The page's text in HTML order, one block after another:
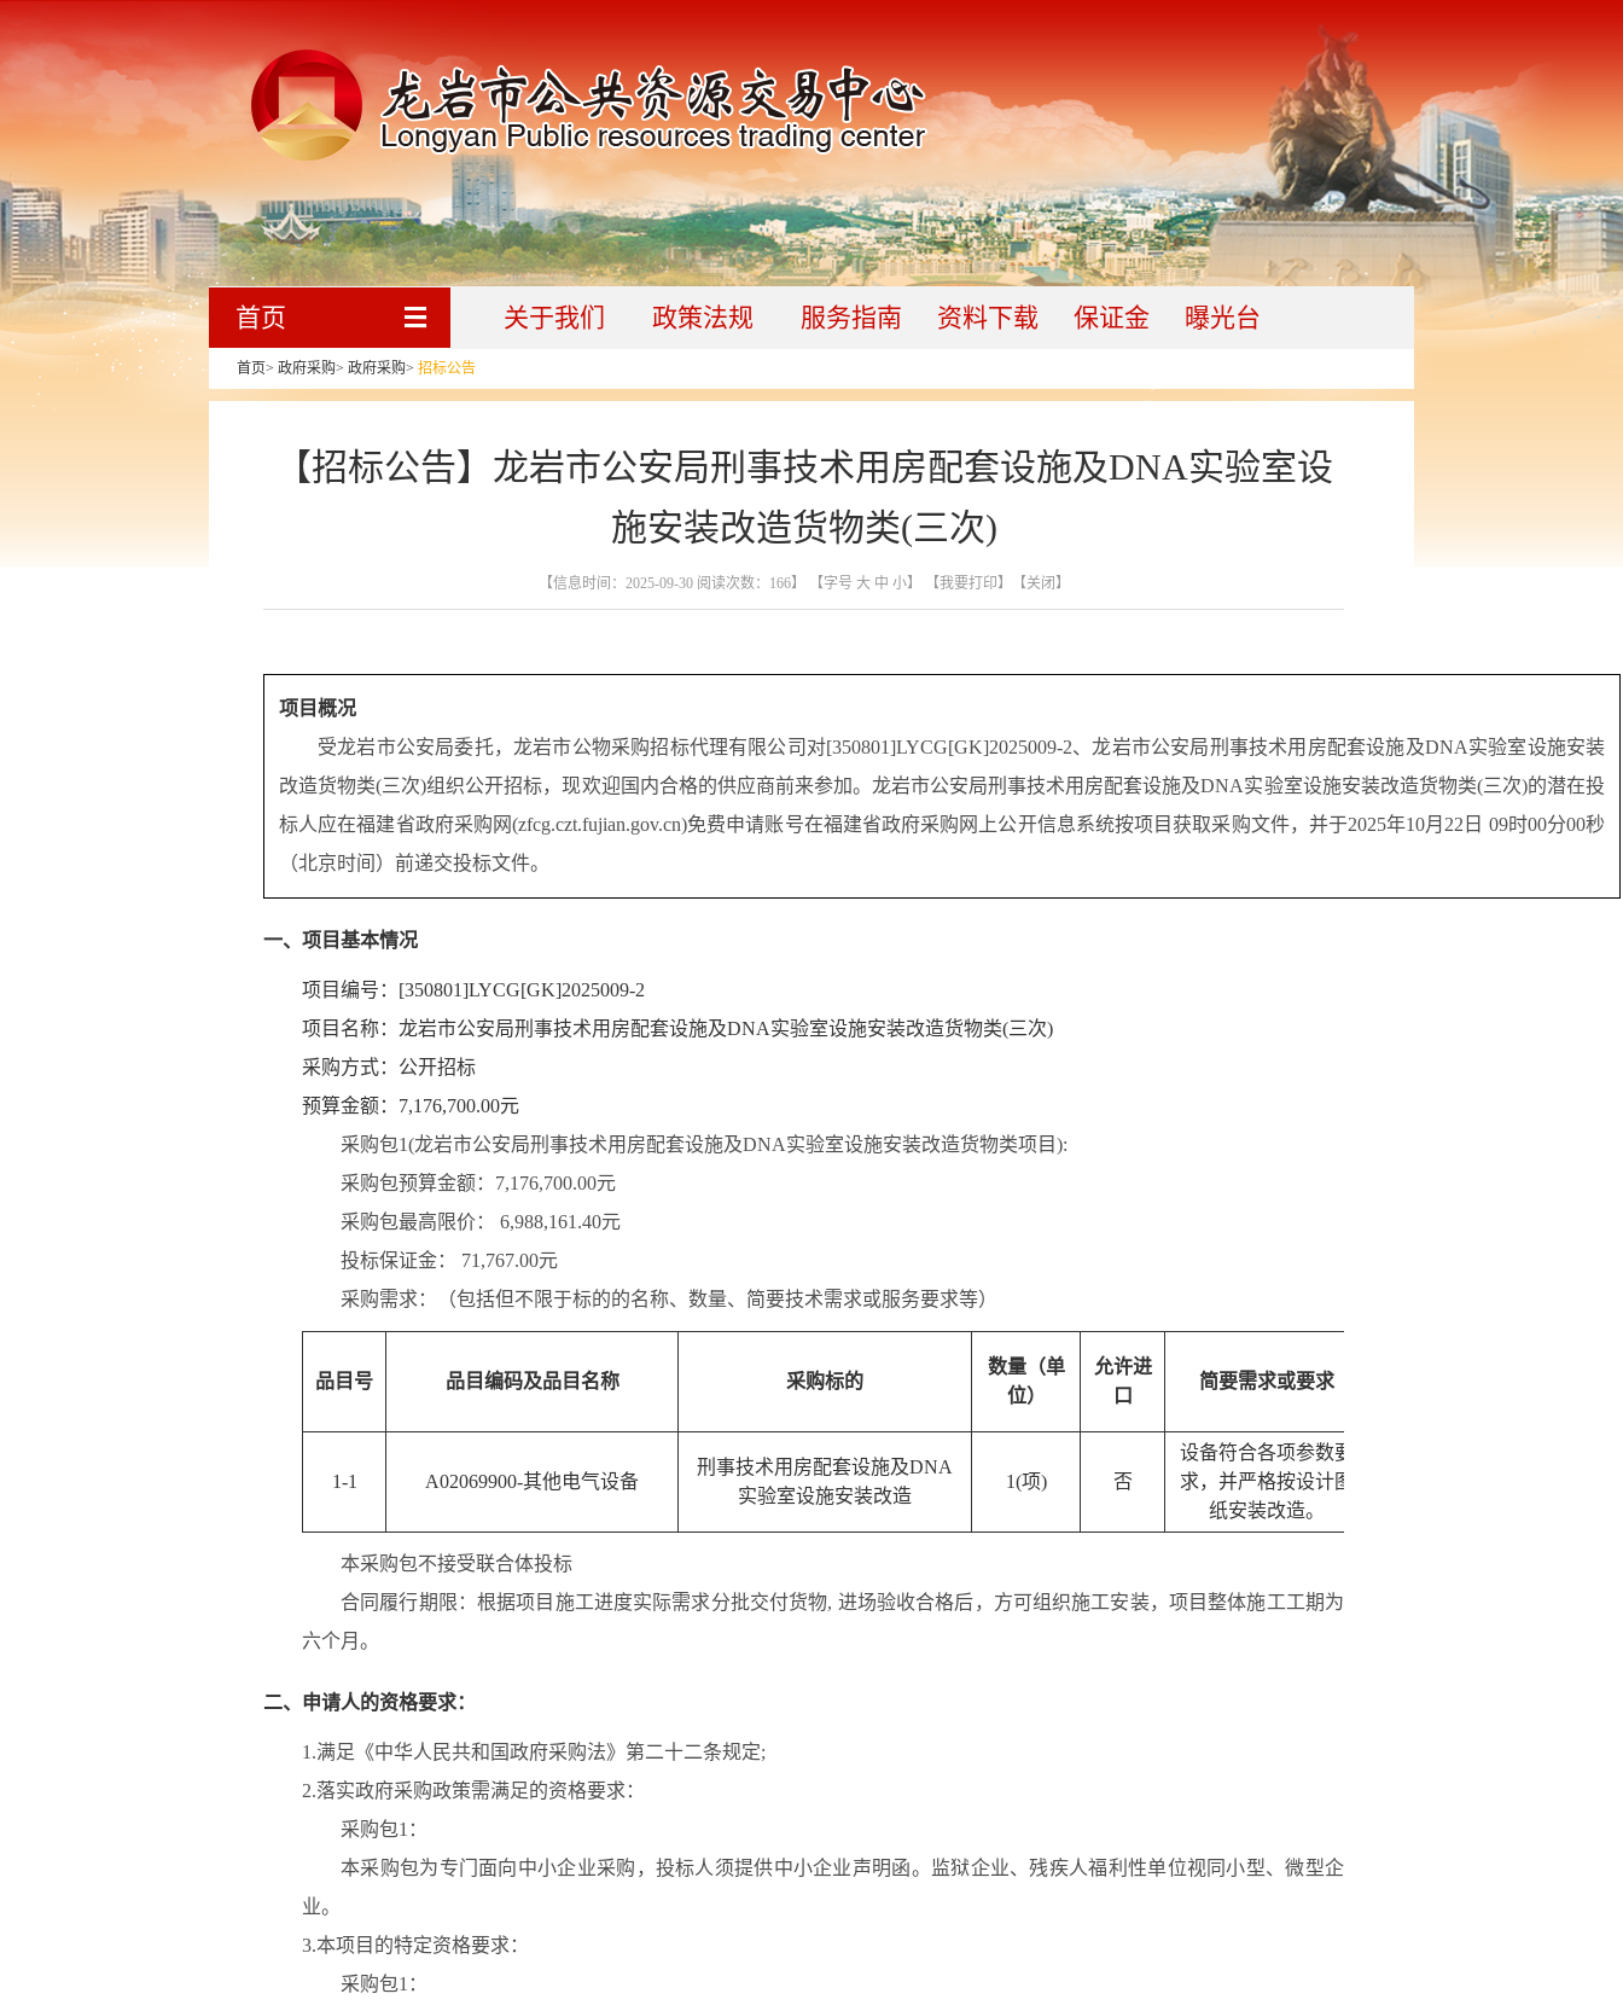
首页 关于我们 政策法规 服务指南 资料下载 保证金 曝光台
首页> 政府采购> 政府采购> 招标公告
【招标公告】龙岩市公安局刑事技术用房配套设施及DNA实验室设
施安装改造货物类(三次)
【信息时间：2025-09-30 阅读次数： 166】 【字号 大 中 小】 【我要打印】 【关闭】
项目概况
受龙岩市公安局委托， 龙岩市公物采购招标代理有限公司 对[350801]LYCG[GK]2025009-2、龙岩市公安局刑事技术用房配套设施及DNA实验室设施安装
改造货物类(三次)组织公开招标，现欢迎国内合格的供应商前来参加。龙岩市公安局刑事技术用房配套设施及DNA实验室设施安装改造货物类(三次)的潜在投
标人应在福建省政府采购网(zfcg.czt.fujian.gov.cn)免费申请账号在福建省政府采购网上公开信息系统按项目获取采购文件，并于2025年10月22日 09时00分00秒
（北京时间）前递交投标文件。
一、项目基本情况
项目编号：[350801]LYCG[GK]2025009-2
项目名称：龙岩市公安局刑事技术用房配套设施及DNA实验室设施安装改造货物类(三次)
采购方式：公开招标
预算金额：7,176,700.00元
采购包1(龙岩市公安局刑事技术用房配套设施及DNA实验室设施安装改造货物类项目):
采购包预算金额： 7,176,700.00元
采购包最高限价：
6,988,161.40元
投标保证金：
71,767.00元
采购需求：（包括但不限于标的的名称、数量、简要技术需求或服务要求等）
品目号 品目编码及品目名称 采购标的
数量（单
位）
允许进
口
简要需求或要求
1-1 A02069900-其他电气设备
刑事技术用房配套设施及DNA
实验室设施安装改造
1(项) 否
设备符合各项参数要
求，并严格按设计图
纸安装改造。
本采购包不接受联合体投标
合同履行期限： 根据项目施工进度实际需求分批交付货物, 进场验收合格后，方可组织施工安装，项目整体施工工期为
六个月。
二、申请人的资格要求：
1.满足《中华人民共和国政府采购法》第二十二条规定;
2.落实政府采购政策需满足的资格要求：
采购包1：
本采购包为专门面向中小企业采购，投标人须提供中小企业声明函。监狱企业、残疾人福利性单位视同小型、微型企
业。
3.本项目的特定资格要求：
采购包1：